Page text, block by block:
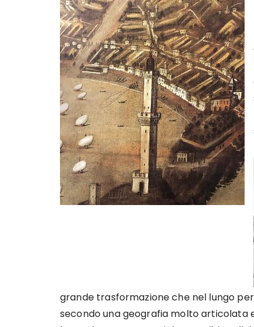
grande trasformazione che nel lungo
secondo una geografia molto articolata